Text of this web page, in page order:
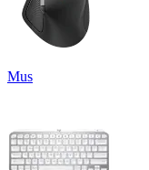
Mus